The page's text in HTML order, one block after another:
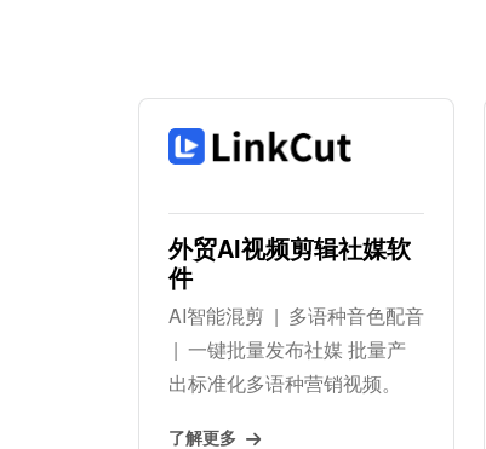
外贸AI视频剪辑社媒软
件
AI智能混剪 | 多语种音色配音
| 一键批量发布社媒 批量产
出标准化多语种营销视频。
了解更多